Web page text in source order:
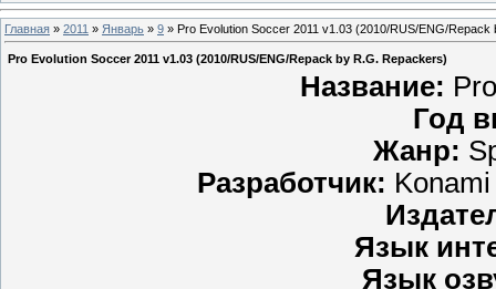
Главная » 2011 » Январь » 9 » Pro Evolution Soccer 2011 v1.03 (2010/RUS/ENG/
Pro Evolution Soccer 2011 v1.03 (2010/RUS/ENG/Repack by R.G. Repackers)
Название:
Год
Жанр:
Разработчик:
Язык
Язык